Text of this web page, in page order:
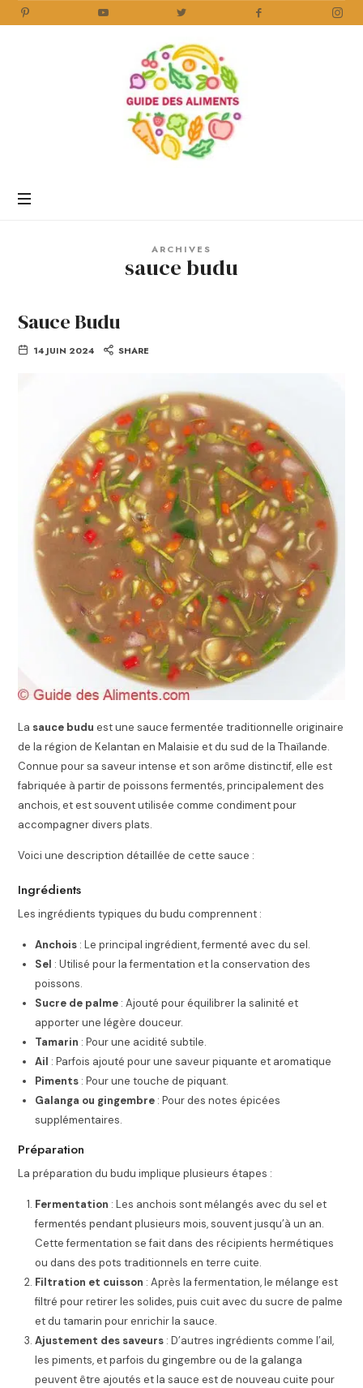
Aliments
ARCHIVES
sauce budu
Sauce Budu
14 JUIN 2024 SHARE
La sauce budu est une sauce fermentée traditionnelle originaire
de la région de Kelantan en Malaisie et du sud de la Thaïlande.
Connue pour sa saveur intense et son arôme distinctif, elle est
fabriquée à partir de poissons fermentés, principalement des
anchois, et est souvent utilisée comme condiment pour
accompagner divers plats.
Voici une description détaillée de cette sauce :
Ingrédients
Les ingrédients typiques du budu comprennent :
Anchois : Le principal ingrédient, fermenté avec du sel.
Sel : Utilisé pour la fermentation et la conservation des
poissons.
Sucre de palme : Ajouté pour équilibrer la salinité et
apporter une légère douceur.
Tamarin : Pour une acidité subtile.
Ail : Parfois ajouté pour une saveur piquante et aromatique
Piments : Pour une touche de piquant.
Galanga ou gingembre : Pour des notes épicées
supplémentaires.
Préparation
La préparation du budu implique plusieurs étapes :
Fermentation : Les anchois sont mélangés avec du sel et
fermentés pendant plusieurs mois, souvent jusqu’à un an.
Cette fermentation se fait dans des récipients hermétiques
ou dans des pots traditionnels en terre cuite.
Filtration et cuisson : Après la fermentation, le mélange est
filtré pour retirer les solides, puis cuit avec du sucre de palme
et du tamarin pour enrichir la sauce.
Ajustement des saveurs : D’autres ingrédients comme l’ail,
les piments, et parfois du gingembre ou de la galanga
peuvent être ajoutés et la sauce est de nouveau cuite pour